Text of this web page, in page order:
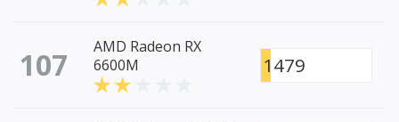
107
AMD Radeon RX
6600M
1479